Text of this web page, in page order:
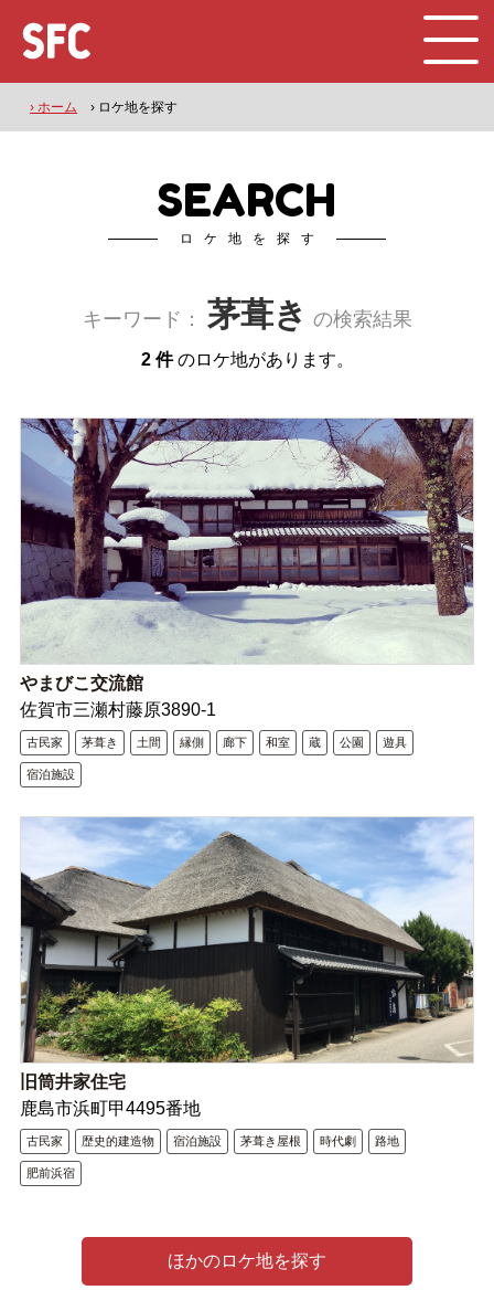
› ホーム › ロケ地を探す
SEARCH
ロケ地を探す
キーワード： 茅葺き の検索結果
2 件のロケ地があります。
やまびこ交流館
佐賀市三瀬村藤原3890-1
古民家 茅葺き 土間 縁側 廊下 和室 蔵 公園 遊具
宿泊施設
旧筒井家住宅
鹿島市浜町甲4495番地
古民家 歴史的建造物 宿泊施設 茅葺き屋根 時代劇 路地
肥前浜宿
ほかのロケ地を探す